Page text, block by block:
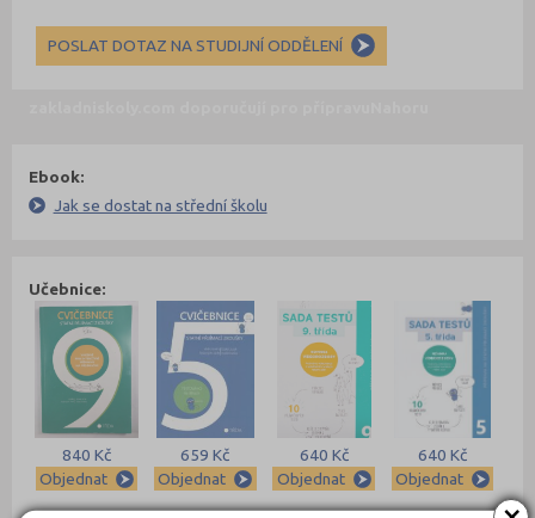
POSLAT DOTAZ NA STUDIJNÍ ODDĚLENÍ
Ebook:
Jak se dostat na střední školu
Učebnice:
840 Kč
Objednat
659 Kč
Objednat
640 Kč
Objednat
640 Kč
Objednat